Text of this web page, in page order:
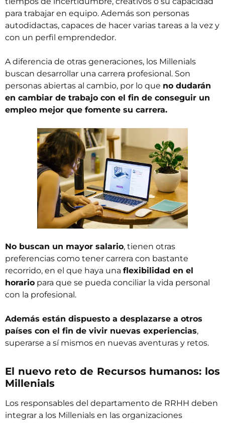
para trabajar en equipo. Además son personas
autodidactas, capaces de hacer varias tareas a la vez y
con un perfil emprendedor.
A diferencia de otras generaciones, los Millenials
buscan desarrollar una carrera profesional. Son
personas abiertas al cambio, por lo que no dudarán
en cambiar de trabajo con el fin de conseguir un
empleo mejor que fomente su carrera.
No buscan un mayor salario, tienen otras
preferencias como tener carrera con bastante
recorrido, en el que haya una flexibilidad en el
horario para que se pueda conciliar la vida personal
con la profesional.
Además están dispuesto a desplazarse a otros
países con el fin de vivir nuevas experiencias,
superarse a sí mismos en nuevas aventuras y retos.
El nuevo reto de Recursos humanos: los
Millenials
Los responsables del departamento de RRHH deben
integrar a los Millenials en las organizaciones